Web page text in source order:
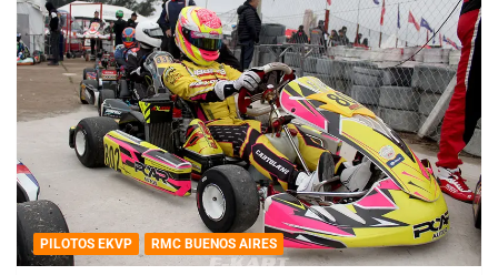
PILOTOS EKVP RMC BUENOS AIRES